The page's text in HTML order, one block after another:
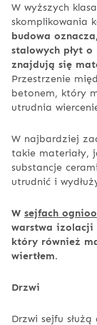
W wyższych
skomplikowania
budowa
stalowych płyt
znajdują się
Przestrzenie
betonem, który
utrudnia
W najbardziej
takie materiały,
substancje
utrudnić i
W sejfach
warstwa izolacji
który również
wiertłem.
Drzwi
Drzwi sejfu